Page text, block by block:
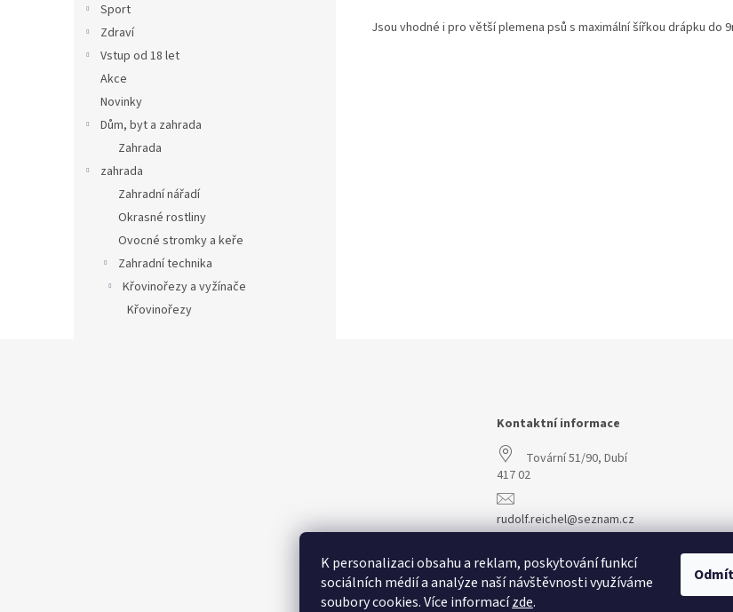
K personalizaci obsahu a reklam, poskytování funkcí
sociálních médií a analýze naší návštěvnosti využíváme
soubory cookies. Více informacízde.
Sport
Zdraví
Vstup od 18 let
Akce
Novinky
Dům, byt a zahrada
Zahrada
zahrada
Zahradní nářadí
Okrasné rostliny
Ovocné stromky a keře
Zahradní technika
Křovinořezy a vyžínače
Křovinořezy
Jsou vhodné i pro větší plemena psů s maximální šířkou drápku do
Kontaktní informace
Tovární 51/90, Dubí
417 02
rudolf.reichel@seznam.cz